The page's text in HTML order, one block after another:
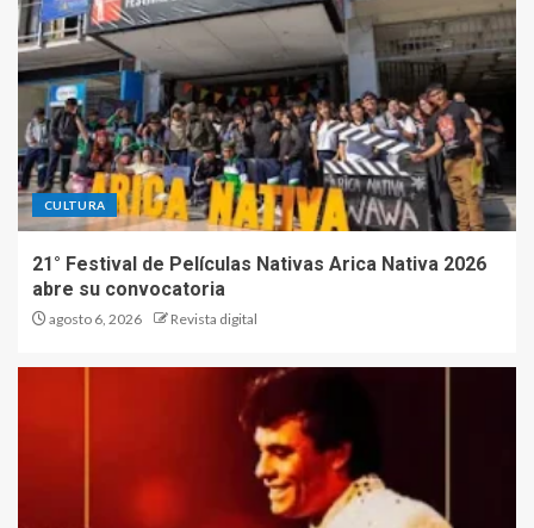
CULTURA
21° Festival de Películas Nativas Arica Nativa 2026
abre su convocatoria
agosto 6, 2026 Revista digital